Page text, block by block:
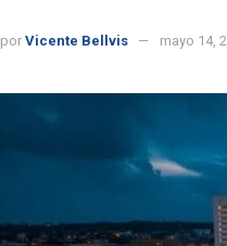
por Vicente Bellvis mayo 14,